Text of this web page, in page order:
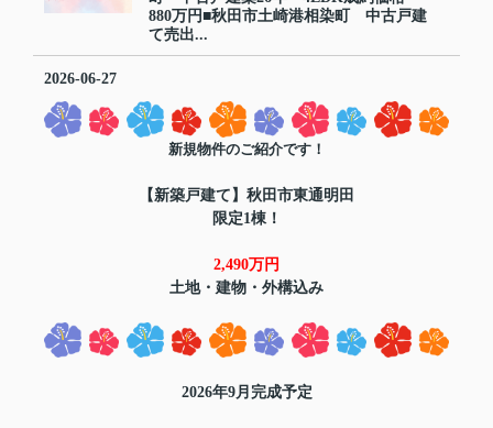
880万円■秋田市土崎港相染町 中古戸建
て売出...
2026-06-27
新規物件のご紹介です！
【新築戸建て】秋田市東通明田
限定1棟！
2,490万円
土地・建物・外構込み
2026年9月完成予定